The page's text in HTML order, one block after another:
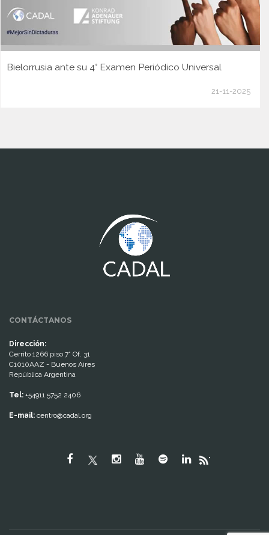
Bielorrusia ante su 4° Examen Periódico Universal
21-11-2025
CONTÁCTANOS
Dirección:
Cerrito 1266 piso 7° Of. 31
C1010AAZ - Buenos Aires
República Argentina
Tel: +54911 5752 2406
E-mail: centro@cadal.org
"